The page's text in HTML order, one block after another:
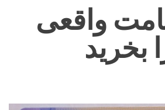
واقعی
بخرید